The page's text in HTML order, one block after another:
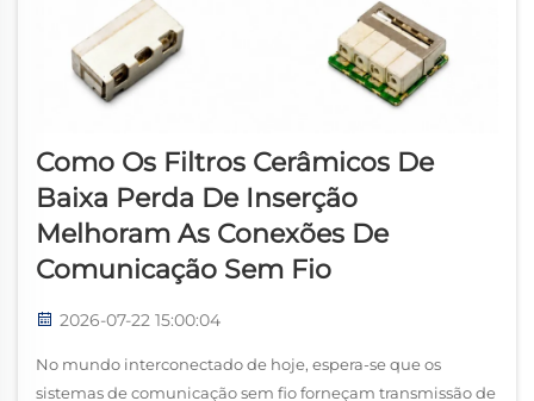
Como Os Filtros Cerâmicos De
Baixa Perda De Inserção
Melhoram As Conexões De
Comunicação Sem Fio
2026-07-22 15:00:04
No mundo interconectado de hoje, espera-se que os
sistemas de comunicação sem fio forneçam transmissão de